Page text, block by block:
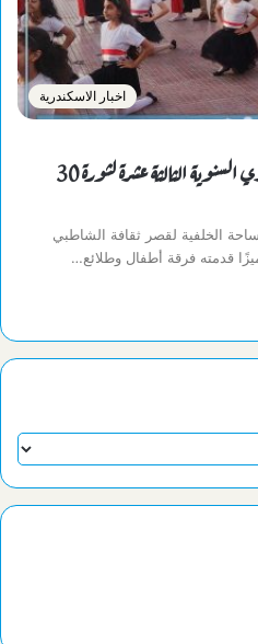
اخبار الاسكندرية
بالصور.. الإسكندرية تحتفل بالذكري السنوية الثالثة عشرة لثورة 30
الخلفية لقصر ثقافة الشاطبي
قدمته فرقة أطفال وطلائع…